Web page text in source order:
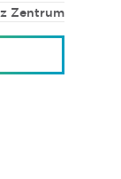
Zentrum